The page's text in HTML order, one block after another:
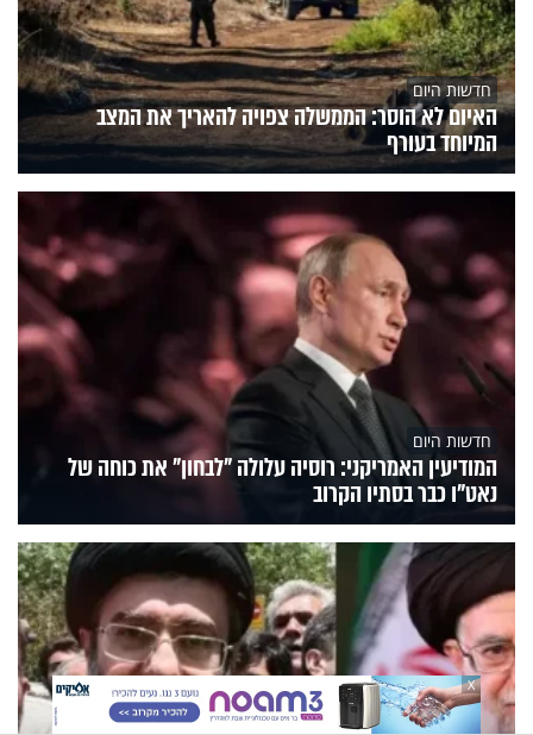
חדשות היום
האיום לא הוסר: הממשלה צפויה להאריך את המצב
המיוחד בעורף
חדשות היום
המודיעין האמריקני: רוסיה עלולה "לבחון" את כוחה של
נאט"ו כבר בסתיו הקרוב
X